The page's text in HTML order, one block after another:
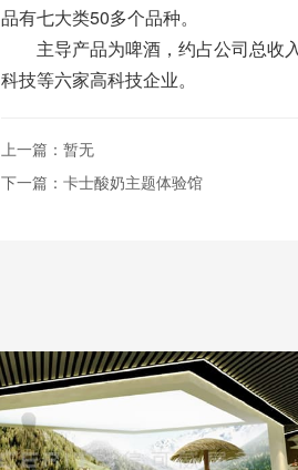
品有七大类50多个品种。
主导产品为啤酒，约占公司总收入
科技等六家高科技企业。
上一篇： 暂无
下一篇： 卡士酸奶主题体验馆